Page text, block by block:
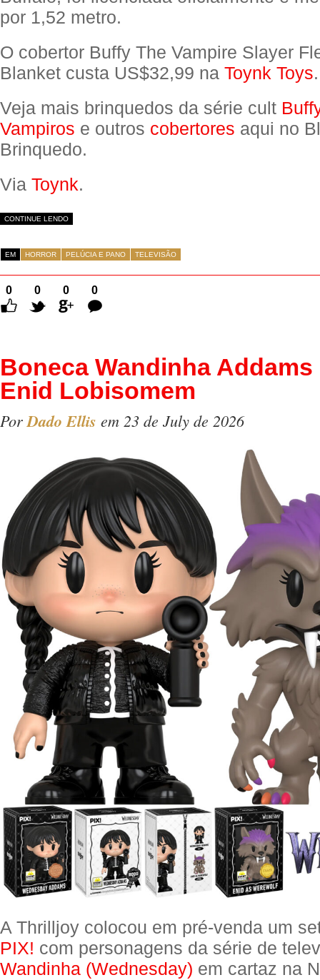
por 1,52 metro.
O cobertor Buffy The Vampire Slayer
Blanket custa US$32,99 na Toynk Toys.
Veja mais brinquedos da série cult
Vampiros e outros cobertores aqui no
Brinquedo.
Via Toynk.
CONTINUE LENDO
EM HORROR PELÚCIA E PANO TELEVISÃO
0 0 0
0
Comentários
Boneca Wandinha Addams
Enid Lobisomem
PorDado Ellis em 23 de July de 2026
A Thrilljoy colocou em pré-venda um
PIX! com personagens da série de
Wandinha (Wednesday) em cartaz na